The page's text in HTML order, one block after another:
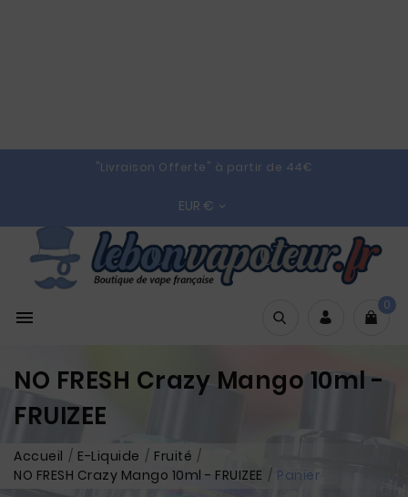
"Livraison Offerte" à partir de 44€
EUR € 

0
NO FRESH Crazy Mango 10ml -
FRUIZEE
Accueil E-Liquide
Fruité
NO FRESH Crazy Mango 10ml - FRUIZEE
Panier